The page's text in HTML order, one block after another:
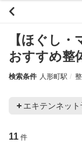
【ほぐし
おすすめ整
検索条件 人形町駅
エキテンネット
11 件